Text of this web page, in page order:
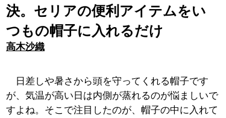
決。セリアの便利アイテムをい
つもの帽子に入れるだけ
高木沙織
日差しや暑さから頭を守ってくれる帽子です
が、気温が高い日は内側が蒸れるのが悩ましいで
すよね。そこで注目したのが、帽子の中に入れて